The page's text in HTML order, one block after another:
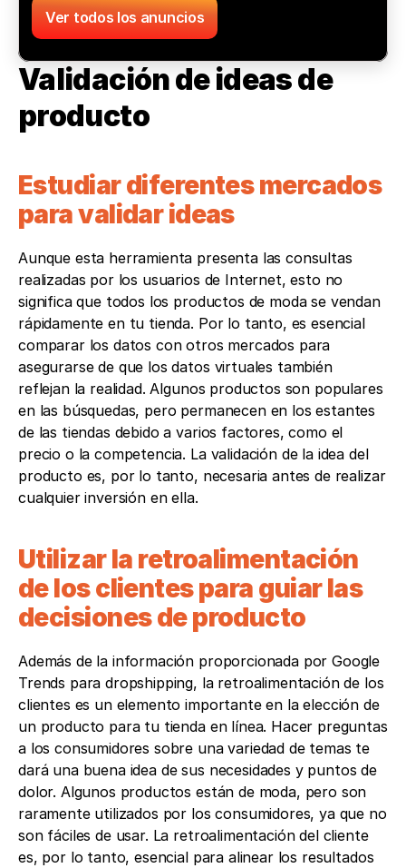
Ver todos los anuncios
Validación de ideas de
producto
Estudiar diferentes mercados
para validar ideas
Aunque esta herramienta presenta las consultas
realizadas por los usuarios de Internet, esto no
significa que todos los productos de moda se vendan
rápidamente en tu tienda. Por lo tanto, es esencial
comparar los datos con otros mercados para
asegurarse de que los datos virtuales también
reflejan la realidad. Algunos productos son populares
en las búsquedas, pero permanecen en los estantes
de las tiendas debido a varios factores, como el
precio o la competencia. La validación de la idea del
producto es, por lo tanto, necesaria antes de realizar
cualquier inversión en ella.
Utilizar la retroalimentación
de los clientes para guiar las
decisiones de producto
Además de la información proporcionada por Google
Trends para dropshipping, la retroalimentación de los
clientes es un elemento importante en la elección de
un producto para tu tienda en línea. Hacer preguntas
a los consumidores sobre una variedad de temas te
dará una buena idea de sus necesidades y puntos de
dolor. Algunos productos están de moda, pero son
raramente utilizados por los consumidores, ya que no
son fáciles de usar. La retroalimentación del cliente
es, por lo tanto, esencial para alinear los resultados